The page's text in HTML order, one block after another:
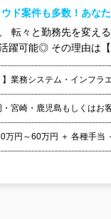
ド案件も多数！あな
転々と勤務先を変え
躍可能◎ その理由は【
業務システム・インフラ
宮崎・鹿児島もしくはお
万円～60万円 ＋ 各種手当